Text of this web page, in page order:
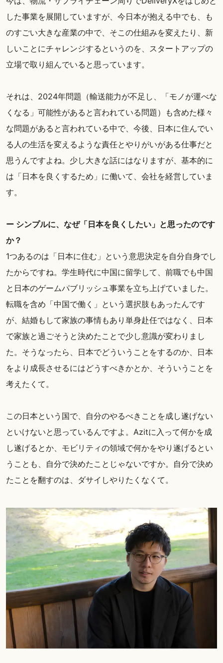
した事業を展開していますが、今日本が抱える中でも、も
のすごい大きな産業の中で、そこの仕組みを変えたり、新
しいことにチャレンジするというのを、スタートアップの
立場で取り組んでいると思っています。
それは、2024年問題（輸送能力が不足し、「モノが運べな
くなる」可能性があると言われている問題）も含めた様々
な問題があると言われている中で、今後、日本に住んでい
る人の生活を変えるような責任とやりがいがある仕事だと
思うんですよね。少し大きな話にはなりますが、基本的に
は「日本を良くするため」に働いて、会社を経営していま
す。
ー シンプルに、なぜ「日本を良くしたい」と思ったのです
か？
1つあるのは「日本に住む」という意思決定を自分自身でし
たからですね。学生時代に中国に留学して、前職でも中国
と日本のゲームパブリッシュ事業を立ち上げていました。
転職を含め「中国で働く」という選択肢もあったんです
が、結婚もして家族の事情もあり単身赴任ではなく、日本
で家族と過ごそうと決めたことで少し意識が変わりまし
た。そうなったら、日本でどういうことをするのか、日本
をより成長させるにはどうすべきかとか、そういうことを
考えたくて。
この日本という国で、自分のやるべきことを成し遂げない
といけないと思っているんですよ。Azitに入って何かを成
し遂げるとか、モビリティの領域で何かをやり遂げるとい
うことも、自分で決めたことじゃないですか。自分で決め
たことを翻すのは、ダサイしやりたくなくて。